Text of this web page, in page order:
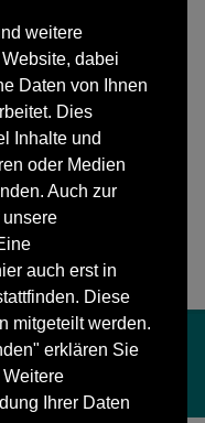
weitere
dabei
Daten von Ihnen
Dies
Inhalte und
oder Medien
Auch zur
auch erst in
Diese
mitgeteilt werden.
erklären Sie
Ihrer Daten